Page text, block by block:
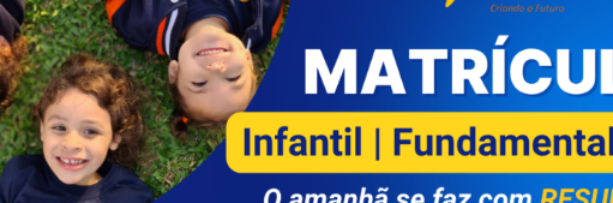
#ensinomedio #melhorescola